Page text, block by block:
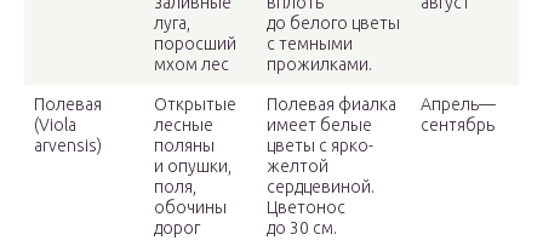
луга,
поросший
мхом лес
до белого цветы
с темными
прожилками.
Полевая
(Viola
arvensis)
Открытые
лесные
поляны
и опушки,
поля,
обочины
дорог
Полевая фиалка
имеет белые
цветы с ярко-
желтой
сердцевиной.
Цветонос
до 30 см.
Апрель—
сентябрь